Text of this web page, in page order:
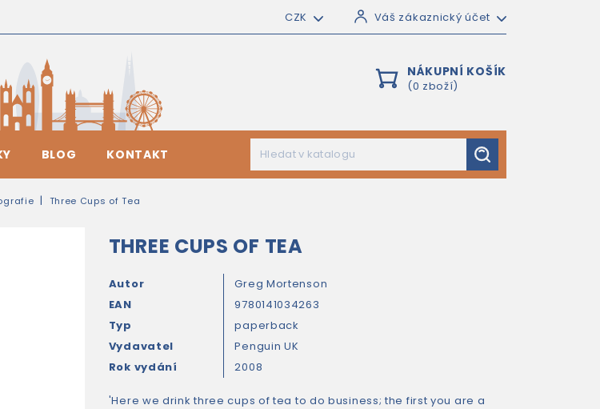
CZK Váš zákaznický účet
NÁKUPNÍ KOŠÍK
(0 zboží)
BLOG KONTAKT
Three Cups of Tea
THREE CUPS OF TEA
Autor
Greg Mortenson
EAN
9780141034263
Typ
paperback
Vydavatel
Penguin UK
Rok vydání
2008
'Here we drink three cups of tea to do business; the first you are a